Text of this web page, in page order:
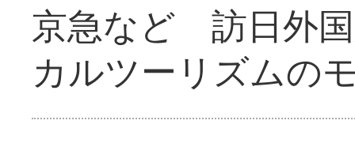
京急など 訪日外
カルツーリズムの